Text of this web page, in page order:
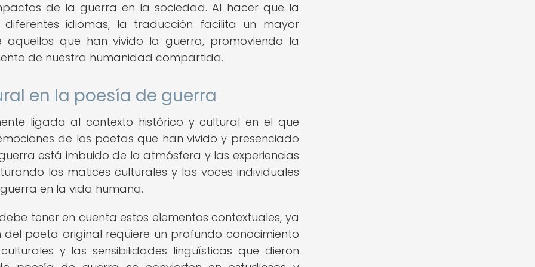
de la guerra en la sociedad. Al hacer que la
idiomas, la traducción facilita un mayor
aquellos que han vivido la guerra, promoviendo la
de nuestra humanidad compartida.
en la poesía de guerra
ligada al contexto histórico y cultural en el que
de los poetas que han vivido y presenciado
está imbuido de la atmósfera y las experiencias
los matices culturales y las voces individuales
en la vida humana.
tener en cuenta estos elementos contextuales, ya
poeta original requiere un profundo conocimiento
y las sensibilidades lingüísticas que dieron